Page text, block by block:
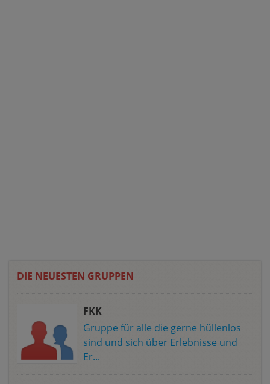
DIE NEUESTEN GRUPPEN
FKK
Gruppe für alle die gerne hüllenlos
sind und sich über Erlebnisse und
Er...